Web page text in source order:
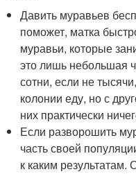
Давить муравьев
поможет, матка
муравьи, которые
это лишь небольшая
сотни, если не
колонии еду, но с
них практически
Если разворошить
часть своей
к каким результатам.